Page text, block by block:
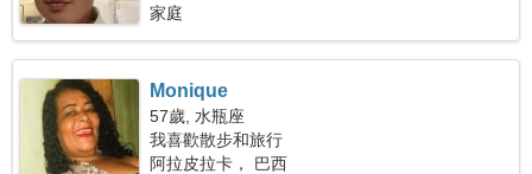
家庭
Monique
57歲, 水瓶座
我喜歡散步和旅行
阿拉皮拉卡， 巴西